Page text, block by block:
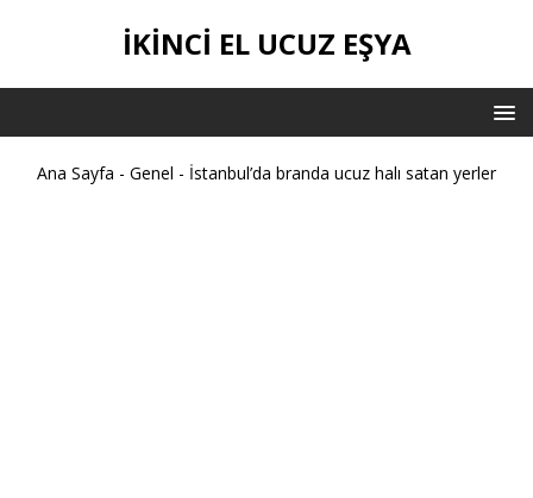
İKİNCİ EL UCUZ EŞYA
Ana Sayfa - Genel - İstanbul’da branda ucuz halı satan yerler